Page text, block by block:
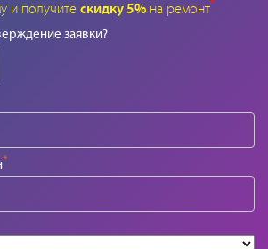
и получите скидку 5% на ремонт*
заявки?
*